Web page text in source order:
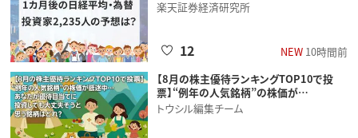
楽天証券経済研究所
NEW10時間前
12
【8月の株主優待ランキングTOP10で投
票】“例年の人気銘柄”の株価が…
トウシル編集チーム